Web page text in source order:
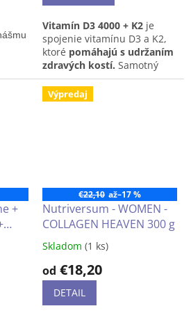
telu pomáha na „zneškodnenie“
Vitamín D3 4000 + K2 je
spojenie vitamínu D3 a K2,
ktoré pomáhajú s udržaním
zdravých kostí. Samotný
vitamín D navyše prispieva
kfungovaniu svalov a
udržaniu zdravých
+
Výpredaj
€22,10 až–17 %
Nutriversum - WOMEN -
COLLAGEN HEAVEN 300 g
Priemerné
produktu
4,3
Skladom (1 ks)
od €18,20
DETAIL